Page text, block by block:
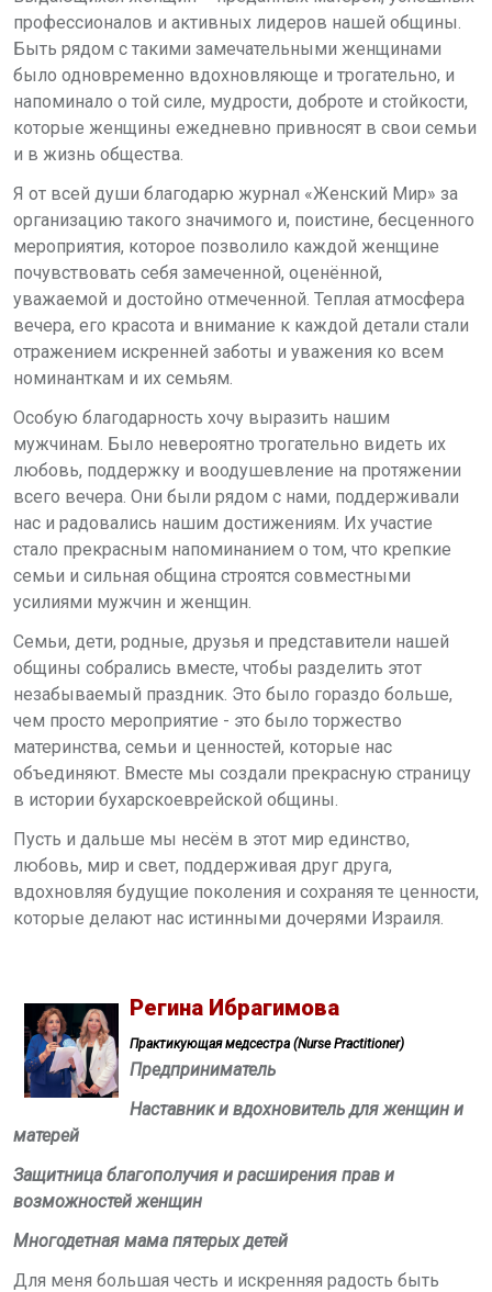
профессионалов и активных лидеров нашей общины.
Быть рядом с такими замечательными женщинами
было одновременно вдохновляюще и трогательно, и
напоминало о той силе, мудрости, доброте и стойкости,
которые женщины ежедневно привносят в свои семьи
и в жизнь общества.
Я от всей души благодарю журнал «Женский Мир» за
организацию такого значимого и, поистине, бесценного
мероприятия, которое позволило каждой женщине
почувствовать себя замеченной, оценённой,
уважаемой и достойно отмеченной. Теплая атмосфера
вечера, его красота и внимание к каждой детали стали
отражением искренней заботы и уважения ко всем
номинанткам и их семьям.
Особую благодарность хочу выразить нашим
мужчинам. Было невероятно трогательно видеть их
любовь, поддержку и воодушевление на протяжении
всего вечера. Они были рядом с нами, поддерживали
нас и радовались нашим достижениям. Их участие
стало прекрасным напоминанием о том, что крепкие
семьи и сильная община строятся совместными
усилиями мужчин и женщин.
Семьи, дети, родные, друзья и представители нашей
общины собрались вместе, чтобы разделить этот
незабываемый праздник. Это было гораздо больше,
чем просто мероприятие - это было торжество
материнства, семьи и ценностей, которые нас
объединяют. Вместе мы создали прекрасную страницу
в истории бухарскоеврейской общины.
Пусть и дальше мы несём в этот мир единство,
любовь, мир и свет, поддерживая друг друга,
вдохновляя будущие поколения и сохраняя те ценности,
которые делают нас истинными дочерями Израиля.
Регина Ибрагимова
Практикующая медсестра (Nurse Practitioner)
Предприниматель
Наставник и вдохновитель для женщин и
матерей
Защитница благополучия и расширения прав и
возможностей женщин
Многодетная мама пятерых детей
Для меня большая честь и искренняя радость быть